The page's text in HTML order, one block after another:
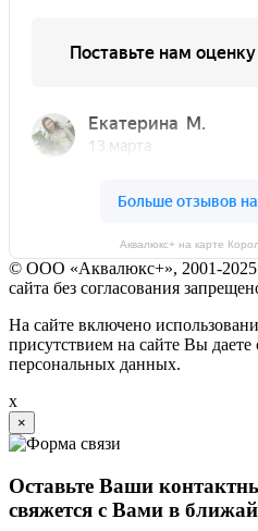
Аквалюкс+ на карте
© ООО «Аквалюкс+», 2001-2025.
сайта без согласования
На сайте включено
присутствием на сайте Вы даете
персональных данных.
x
×
Оставьте Ваши
свяжется с Вами в